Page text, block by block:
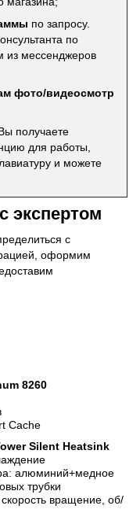
по запросу.
по
из мессенджеров
фото/видеосмотр
получаете
для работы,
и можете
экспертом
с
оформим
8260
Cache
Silent Heatsink
алюминий+медное
трубки
вращение, об/